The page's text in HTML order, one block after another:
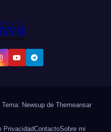
Tema: Newsupde Themeansar
PrivacidadContactoSobre mi